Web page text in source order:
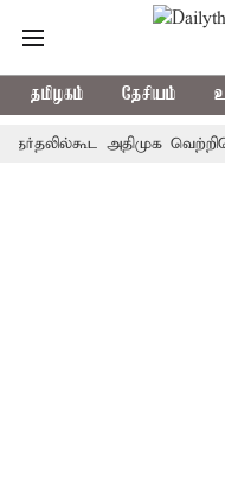
தமிழகம் தேசியம்
அதிமுக